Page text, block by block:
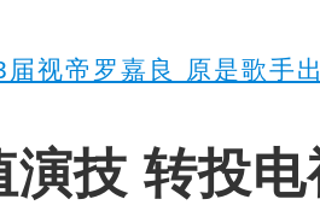
届视帝罗嘉良 原是歌手
演技 转投